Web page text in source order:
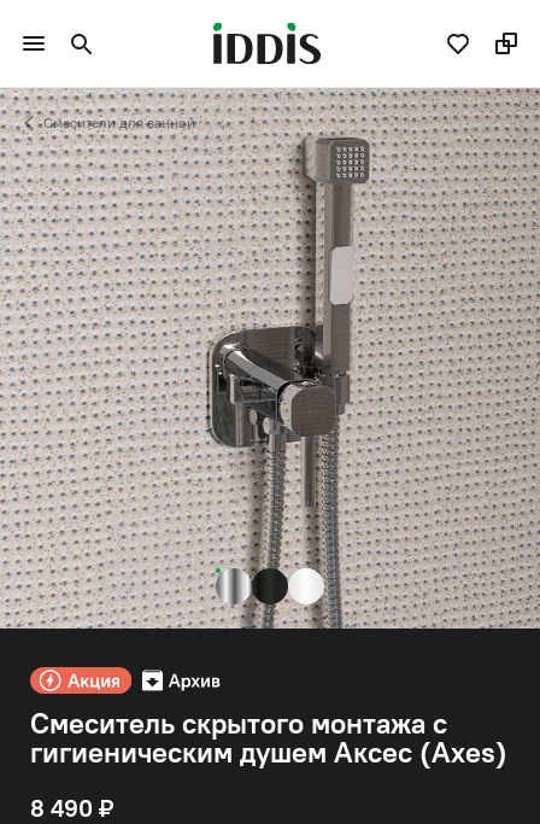
Смесители для ванной
Смеситель скрытого монтажа с
гигиеническим душем Аксес (Axes)
8 490 ₽